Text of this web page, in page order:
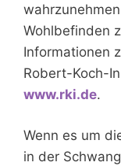
Wohlbefinden
Informationen
Robert-Koch-
www.rki.de.
Wenn es um
in der